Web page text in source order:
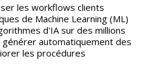
les workflows clients
de Machine Learning (ML)
d'IA sur des millions
automatiquement des
les procédures